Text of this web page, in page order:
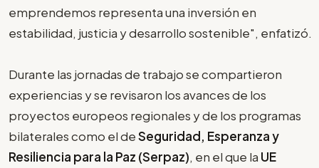
emprendemos representa una inversión en
estabilidad, justicia y desarrollo sostenible", enfatizó.
Durante las jornadas de trabajo se compartieron
experiencias y se revisaron los avances de los
proyectos europeos regionales y de los programas
bilaterales como el deSeguridad, Esperanza y
Resiliencia para la Paz (Serpaz), en el que la UE